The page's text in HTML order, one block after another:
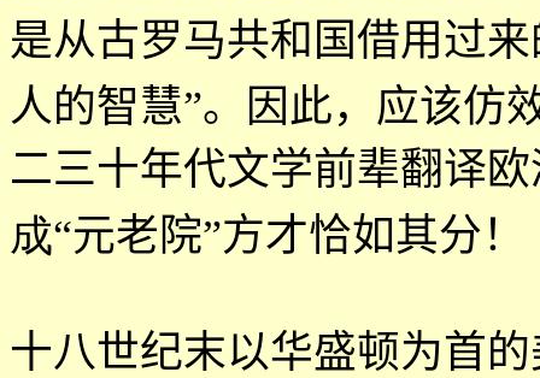
是从古罗马共和国借用过
人的智慧”。因此，应该仿
二三十年代文学前辈翻译
成“元老院”方才恰如其分！
十八世纪末以华盛顿为首